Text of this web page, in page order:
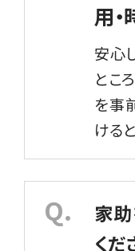
用・
安心
とこ
を事
ける
家
くだ